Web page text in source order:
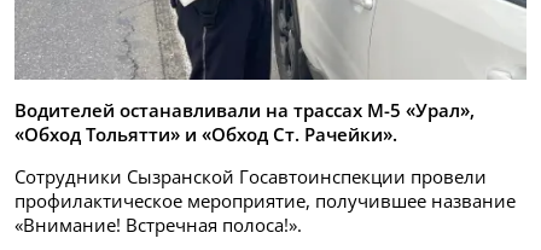
Водителей останавливали на трассах М-5 «Урал»,
«Обход Тольятти» и «Обход Ст. Рачейки».
Сотрудники Сызранской Госавтоинспекции провели
профилактическое мероприятие, получившее название
«Внимание! Встречная полоса!».